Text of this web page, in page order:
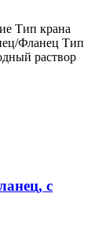
Тип крана
Фланец Тип
раствор
с